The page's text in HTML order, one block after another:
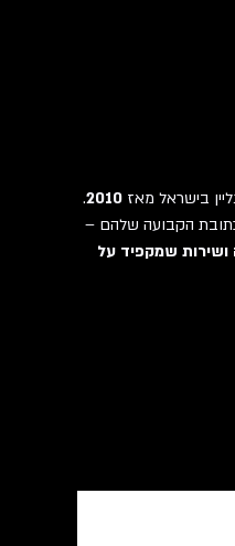
בישראל מאז2010
.
הקבועה שלהם –
שמקפיד על